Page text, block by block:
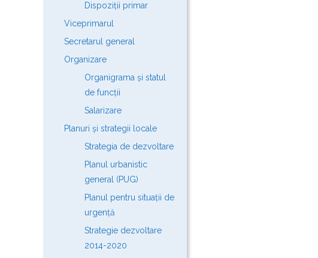
Dispoziții primar
Viceprimarul
Secretarul general
Organizare
Organigrama și statul
de funcții
Salarizare
Planuri și strategii locale
Strategia de dezvoltare
Planul urbanistic
general (PUG)
Planul pentru situații de
urgență
Strategie dezvoltare
2014-2020